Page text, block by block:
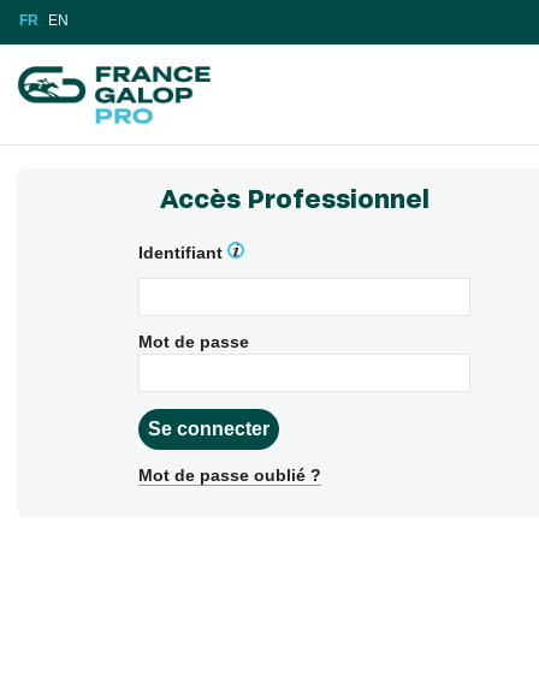
FR EN
Accès Professionnel
Identifiant
Mot de passe
Mot de passe oublié ?